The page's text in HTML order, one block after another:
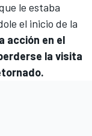
le estaba
el inicio de la
acción en el
la visita